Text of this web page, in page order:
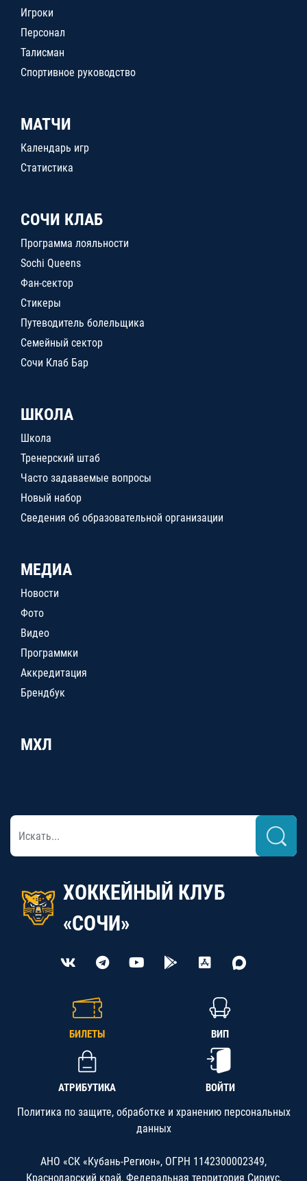
Игроки
Персонал
Талисман
Спортивное руководство
МАТЧИ
Календарь игр
Статистика
СОЧИ КЛАБ
Программа лояльности
Sochi Queens
Фан-сектор
Стикеры
Путеводитель болельщика
Семейный сектор
Сочи Клаб Бар
ШКОЛА
Школа
Тренерский штаб
Часто задаваемые вопросы
Новый набор
Сведения об образовательной организации
МЕДИА
Новости
Фото
Видео
Программки
Аккредитация
Брендбук
МХЛ
ХОККЕЙНЫЙ КЛУБ
«СОЧИ»
БИЛЕТЫ ВИП
АТРИБУТИКА ВОЙТИ
Политика по защите, обработке и хранению персональных
данных
АНО «СК «Кубань-Регион», ОГРН 1142300002349,
Краснодарский край, Федеральная территория Сириус,